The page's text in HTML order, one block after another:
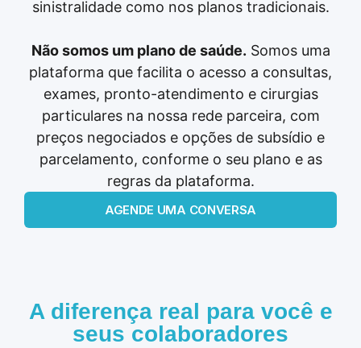
sinistralidade como nos planos tradicionais.
Não somos um plano de saúde. Somos uma
plataforma que facilita o acesso a consultas,
exames, pronto-atendimento e cirurgias
particulares na nossa rede parceira, com
preços negociados e opções de subsídio e
parcelamento, conforme o seu plano e as
regras da plataforma.
AGENDE UMA CONVERSA
A diferença real para você e
seus colaboradores